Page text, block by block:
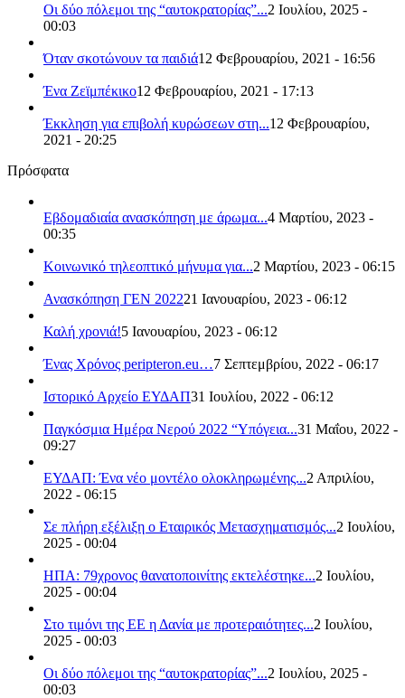
Οι δύο πόλεμοι της “αυτοκρατορίας”...2 Ιουλίου, 2025 -
00:03
Όταν σκοτώνουν τα παιδιά12 Φεβρουαρίου, 2021 - 16:56
Ένα Ζεϊμπέκικο12 Φεβρουαρίου, 2021 - 17:13
Έκκληση για επιβολή κυρώσεων στη...12 Φεβρουαρίου,
2021 - 20:25
Πρόσφατα
Εβδομαδιαία ανασκόπηση με άρωμα...4 Μαρτίου, 2023 -
00:35
Κοινωνικό τηλεοπτικό μήνυμα για...2 Μαρτίου, 2023 - 06:15
Ανασκόπηση ΓΕΝ 202221 Ιανουαρίου, 2023 - 06:12
Καλή χρονιά!5 Ιανουαρίου, 2023 - 06:12
Ένας Χρόνος peripteron.eu…7 Σεπτεμβρίου, 2022 - 06:17
Ιστορικό Αρχείο ΕΥΔΑΠ31 Ιουλίου, 2022 - 06:12
Παγκόσμια Ημέρα Νερού 2022 “Υπόγεια...31 Μαΐου, 2022 -
09:27
ΕΥΔΑΠ: Ένα νέο μοντέλο ολοκληρωμένης...2 Απριλίου,
2022 - 06:15
Σε πλήρη εξέλιξη ο Εταιρικός Μετασχηματισμός...2 Ιουλίου,
2025 - 00:04
ΗΠΑ: 79χρονος θανατοποινίτης εκτελέστηκε...2 Ιουλίου,
2025 - 00:04
Στο τιμόνι της ΕΕ η Δανία με προτεραιότητες...2 Ιουλίου,
2025 - 00:03
Οι δύο πόλεμοι της “αυτοκρατορίας”...2 Ιουλίου, 2025 -
00:03